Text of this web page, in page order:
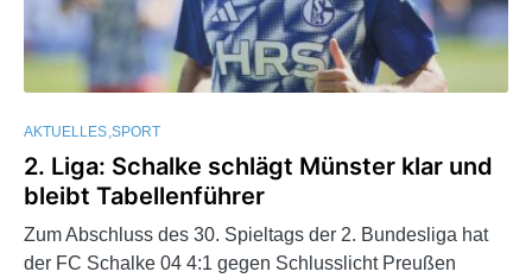
AKTUELLES SPORT
2. Liga: Schalke schlägt Münster klar und
bleibt Tabellenführer
Zum Abschluss des 30. Spieltags der 2. Bundesliga hat
der FC Schalke 04 4:1 gegen Schlusslicht Preußen